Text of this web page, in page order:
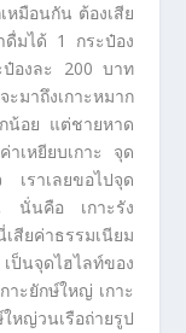
หมือนกัน ต้องเสีย
ดื่มได้ 1 กระป๋อง
ป๋องละ 200 บาท
ะมาถึงเกาะหมาก
น้อย แต่ชายหาด
าเหยียบเกาะ จุด
เราเลยขอไปจุด
นั่นคือ เกาะรัง
สียค่าธรรมเนียม
นจุดไฮไลท์ของ
ะยักษ์ใหญ่ เกาะ
หญ่วนเรือถ่ายรูป